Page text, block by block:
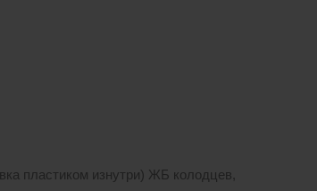
пластиком изнутри) ЖБ колодцев,